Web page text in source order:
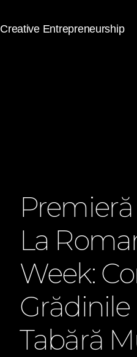
Creative Entrepreneurship
Premieră
La
Week:
Grădinile
Tabără